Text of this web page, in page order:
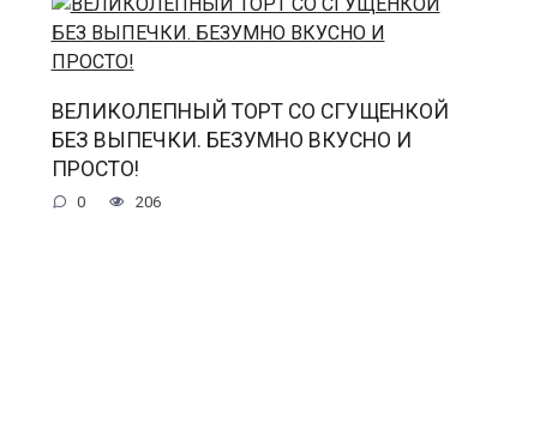
ВЕЛИКОЛЕПНЫЙ ТОРТ СО СГУЩЕНКОЙ
БЕЗ ВЫПЕЧКИ. БЕЗУМНО ВКУСНО И
ПРОСТО!
0 206